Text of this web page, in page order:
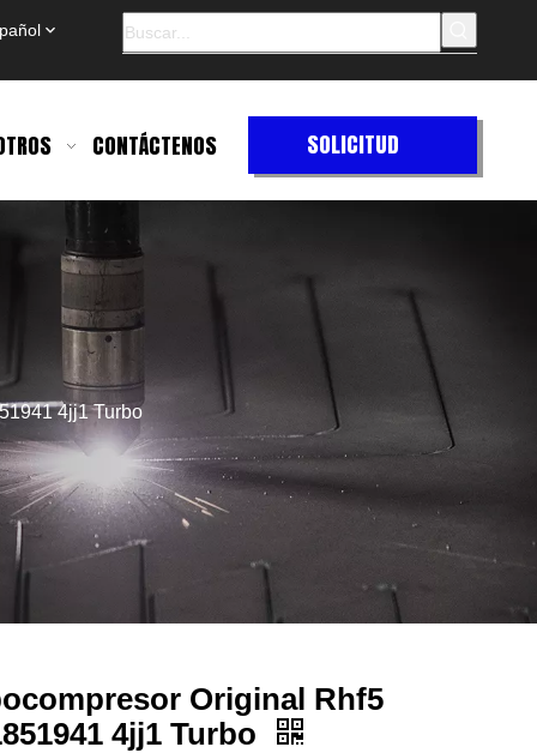
CONTÁCTENOS
SOLICITUD
DE
4jj1 Turbo
Original Rhf5
4jj1 Turbo